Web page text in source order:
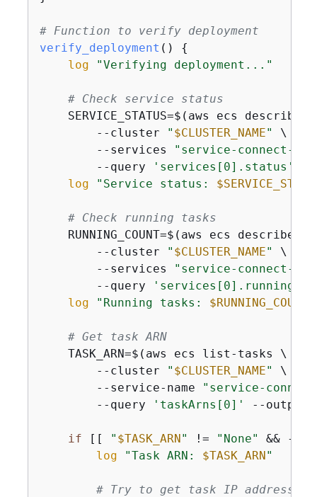
# Function to verify deployment
verify_deployment () {
log
"Verifying deployment..."
# Check service status
SERVICE_STATUS=$(aws ecs describe-
        --cluster
" $CLUSTER_NAME"
\
        --services
"service-connect-
        --query
'services[0].status'
log
"Service status:
# Check running tasks
RUNNING_COUNT=$(aws ecs describe-
        --cluster
" $CLUSTER_NAME"
\
        --services
"service-connect-
        --query
log
"Running tasks: $RUNNING_COUNT
# Get task ARN
    TASK_ARN=$(aws ecs list-tasks \
        --cluster
" $CLUSTER_NAME"
\
        --service-name
"service-
        --query
'taskArns[0]' --output
if [[ " $TASK_ARN" != "None" && -n
log
"Task ARN: $TASK_ARN"
# Try to get task IP address